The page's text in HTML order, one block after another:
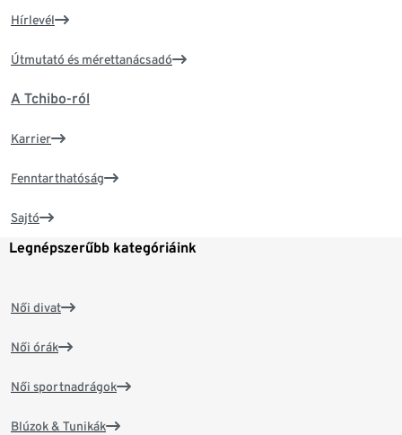
Hírlevél
Útmutató és mérettanácsadó
A Tchibo-ról
Karrier
Fenntarthatóság
Sajtó
Legnépszerűbb kategóriáink
Női divat
Női órák
Női sportnadrágok
Blúzok & Tunikák